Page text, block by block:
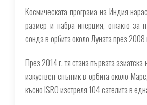
Космическата програма на Индия
размер и набра инерция, откакто за
сонда в орбита около Луната през 2008
През 2014 г. тя стана първата азиатска
изкуствен спътник в орбита около
късно ISRO изстреля 104 сателита в